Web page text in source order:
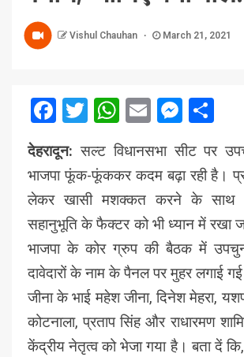
Vishul Chauhan March 21, 2021
Facebook
Twitter
WhatsApp
Email
देहरादून: सल्ट विधानसभा सीट पर
भाजपा फूंक-फूंककर कदम बढ़ा रही है।
लेकर खासी मशक्कत करने के साथ
सहानुभूति के फैक्टर को भी ध्यान में रखा
भाजपा के कोर ग्रुप की बैठक में
दावेदारों के नाम के पैनल पर मुहर लगाई
जीना के भाई महेश जीना, दिनेश मेहरा,
कोटनाला, प्रताप सिंह और राधारमण
केंद्रीय नेतृत्व को भेजा गया है। बता दें